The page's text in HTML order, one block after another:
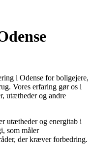
i Odense for boligejere,
Vores erfaring gør os i
utætheder og andre
utætheder og energitab i
som måler
der kræver forbedring.